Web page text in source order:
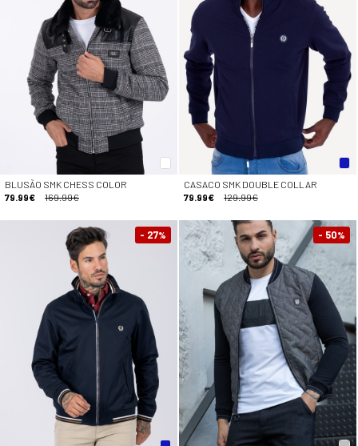
BLUSÃO SMK CHESS COLOR
79.99€
169.99€
CASACO SMK DOUBLE COLLAR
79.99€
129.99€
- 27% - 50%